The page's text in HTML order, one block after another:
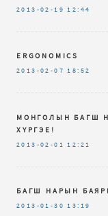
2013-02-19 12:44
ERGONOMICS
2013-02-07 18:52
МОНГОЛЫН БАГШ НАРЫН 47-Р ӨДРИЙН БАЯРЫН МЭНД
ХҮРГЭЕ!
2013-02-01 12:21
БАГШ НАРЫН
2013-01-30 13:19